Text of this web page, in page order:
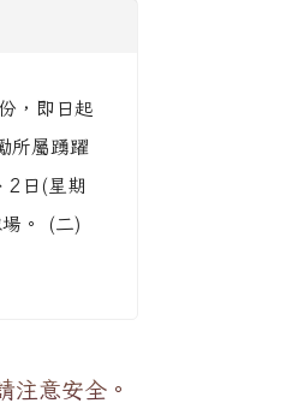
，即日起
所屬踴躍
2日(星期
。 (二)
注意安全。